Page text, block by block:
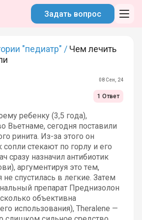
Задать вопрос
"педиатр" / Чем лечить
08 Сен, 24
1 Ответ
ребенку (3,5 года),
Вьетнаме, сегодня поставили
ринита. Из-за этого он
сопли стекают по горлу и его
сразу назначил антибиотик
аргументируя это тем,
спустилась в легкие. Затем
препарат Преднизолон
объективна
использования), Theralene —